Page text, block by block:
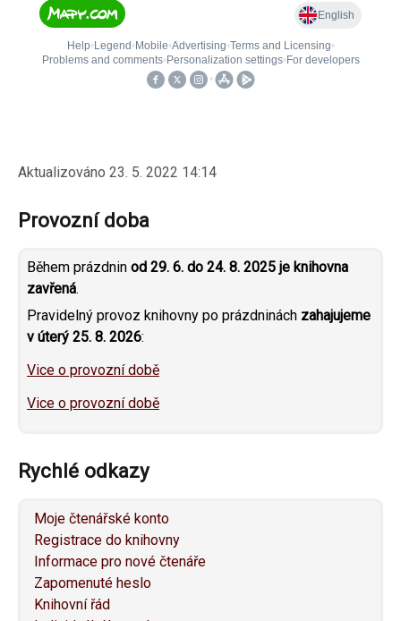
Aktualizováno 23. 5. 2022 14:14
Provozní doba
Během prázdnin od 29. 6. do 24. 8. 2025 je knihovna
zavřená.
Pravidelný provoz knihovny po prázdninách zahajujeme
v úterý 25. 8. 2026:
Vice o provozní době
Vice o provozní době
Rychlé odkazy
Moje čtenářské konto
Registrace do knihovny
Informace pro nové čtenáře
Zapomenuté heslo
Knihovní řád